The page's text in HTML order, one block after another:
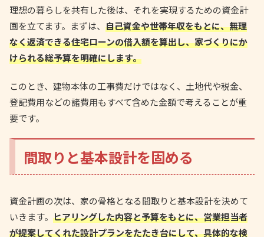
理想の暮らしを共有した後は、それを実現するための資金計
画を立てます。まずは、 自己資金や世帯年収をもとに、無理
なく返済できる住宅ローンの借入額を算出し、家づくりにか
けられる総予算を明確にします。
このとき、建物本体の工事費だけではなく、土地代や税金、
登記費用などの諸費用もすべて含めた金額で考えることが重
要です。
間取りと基本設計を固める
資金計画の次は、家の骨格となる間取りと基本設計を決めて
いきます。 ヒアリングした内容と予算をもとに、営業担当者
が提案してくれた設計プランをたたき台にして、具体的な検